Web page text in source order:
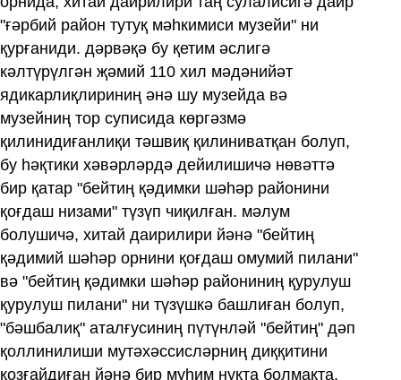
"ғәрбий район тутуқ мәһкимиси музейи" ни
қурғаниди. дәрвәқә бу қетим әслигә
кәлтүрүлгән җәмий 110 хил мәдәнийәт
ядикарлиқлириниң әнә шу музейда вә
музейниң тор суписида көргәзмә
қилинидиғанлиқи тәшвиқ қилиниватқан болуп,
бу һәқтики хәвәрләрдә дейилишичә нөвәттә
бир қатар "бейтиң қәдимки шәһәр районини
қоғдаш низами" түзүп чиқилған. мәлум
болушичә, хитай даирилири йәнә "бейтиң
қәдимий шәһәр орнини қоғдаш омумий пилани"
вә "бейтиң қәдимки шәһәр райониниң қурулуш
қурулуш пилани" ни түзүшкә башлиған болуп,
"бәшбалиқ" аталғусиниң пүтүнләй "бейтиң" дәп
қоллинилиши мутәхәссисләрниң диққитини
қозғайдиған йәнә бир муһим нуқта болмақта.